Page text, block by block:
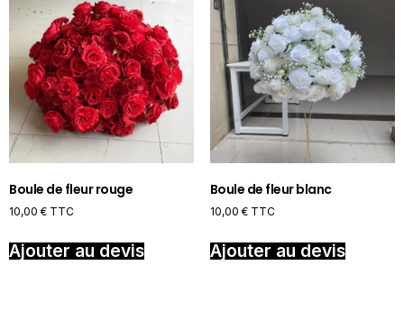
Boule de fleur rouge
10,00 € TTC
Ajouter au devis
Boule de fleur blanc
10,00 € TTC
Ajouter au devis